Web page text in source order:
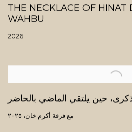
THE NECKLACE OF HINAT
WAHBU
2026
حين يلتقي الماضي بالحاضر
مع فرقة أكرم خان، ٢٠٢٥